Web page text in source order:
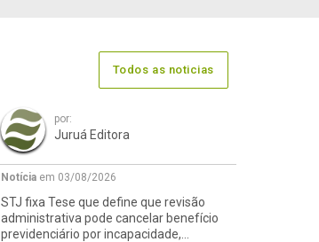
Todos as noticias
por:
Juruá Editora
Notíciaem 03/08/2026
STJ fixa Tese que define que revisão
administrativa pode cancelar benefício
previdenciário por incapacidade,